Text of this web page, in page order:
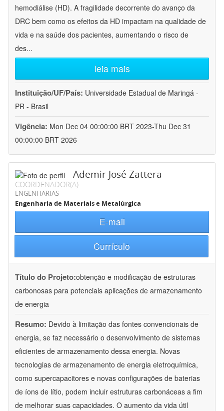
hemodiálise (HD). A fragilidade decorrente do avanço da
DRC bem como os efeitos da HD impactam na qualidade de
vida e na saúde dos pacientes, aumentando o risco de
des...
leia mais
Instituição/UF/País: Universidade Estadual de Maringá -
PR - Brasil
Vigência: Mon Dec 04 00:00:00 BRT 2023-Thu Dec 31
00:00:00 BRT 2026
Ademir José Zattera
COORDENADOR(A)
ENGENHARIAS
Engenharia de Materiais e Metalúrgica
E-mail
Currículo
Título do Projeto:obtenção e modificação de estruturas
carbonosas para potenciais aplicações de armazenamento
de energia
Resumo: Devido à limitação das fontes convencionais de
energia, se faz necessário o desenvolvimento de sistemas
eficientes de armazenamento dessa energia. Novas
tecnologias de armazenamento de energia eletroquímica,
como supercapacitores e novas configurações de baterias
de íons de lítio, podem incluir estruturas carbonáceas a fim
de melhorar suas capacidades. O aumento da vida útil